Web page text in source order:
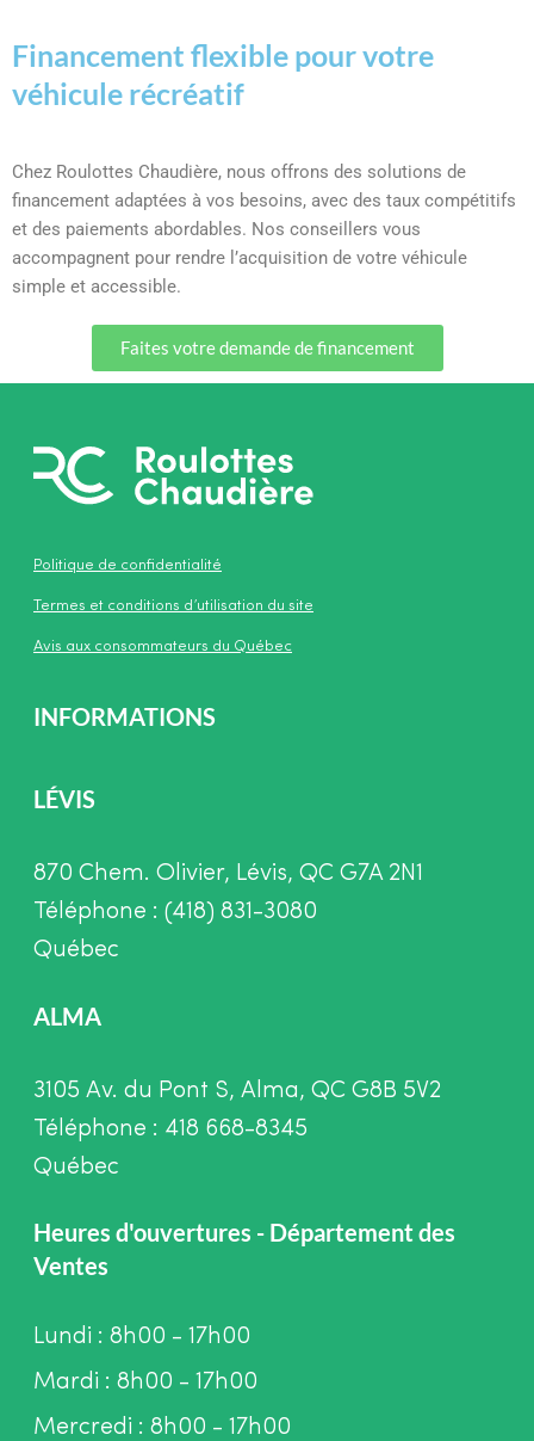
Financement flexible pour votre
véhicule récréatif
Chez Roulottes Chaudière, nous offrons des solutions de
financement adaptées à vos besoins, avec des taux compétitifs
et des paiements abordables. Nos conseillers vous
accompagnent pour rendre l’acquisition de votre véhicule
simple et accessible.
Faites votre demande de financement
Politique de confidentialité
Termes et conditions d’utilisation du site
Avis aux consommateurs du Québec
INFORMATIONS
LÉVIS
870 Chem. Olivier, Lévis, QC G7A 2N1
Téléphone : (418) 831-3080
Québec
ALMA
3105 Av. du Pont S, Alma, QC G8B 5V2
Téléphone : 418 668-8345
Québec
Heures d'ouvertures - Département des
Ventes
Lundi : 8h00 - 17h00
Mardi : 8h00 - 17h00
Mercredi : 8h00 - 17h00